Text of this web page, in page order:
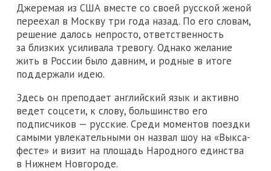
Джеремая из США вместе со своей русской женой
переехал в Москву три года назад. По его словам,
решение далось непросто, ответственность
за близких усиливала тревогу. Однако желание
жить в России было давним, и родные в итоге
поддержали идею.
Здесь он преподает английский язык и активно
ведет соцсети, к слову, большинство его
подписчиков — русские. Среди моментов поездки
самыми увлекательными он назвал шоу на «Выкса-
фесте» и визит на площадь Народного единства
в Нижнем Новгороде.